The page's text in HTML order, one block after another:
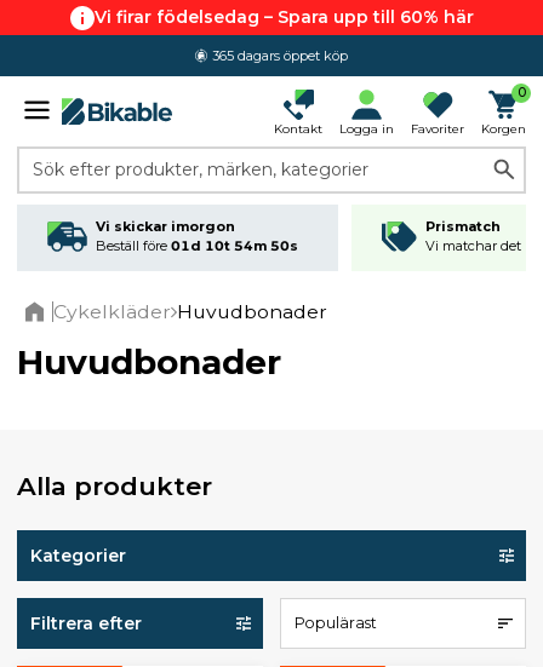
Vi firar födelsedag – Spara upp till 60% här
365 dagars öppet köp
Kontakt Logga in Favoriter
0
Korgen
Sök efter produkter, märken, kategorier
Vi skickar imorgon
Beställ före 01d 10t 54m 49s
Prismatch
Vi matchar det
Cykelkläder Huvudbonader
Huvudbonader
Alla produkter
Kategorier
Filtrera efter Populärast